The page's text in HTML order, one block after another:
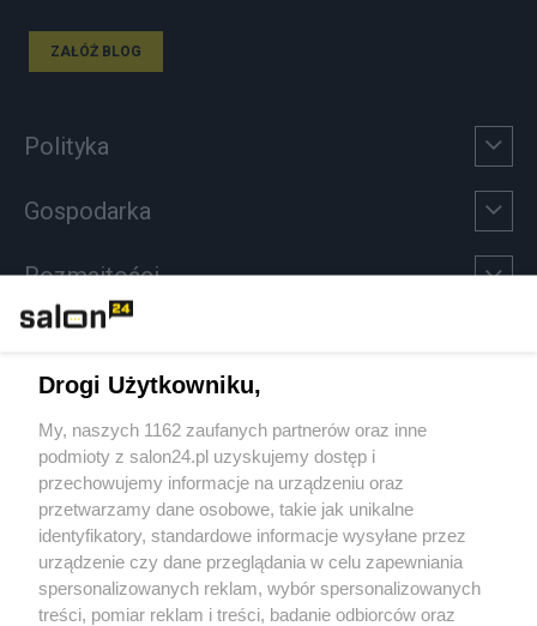
ZAŁÓŻ BLOG
Polityka
Gospodarka
Rozmaitości
Sport
Społeczeństwo
Kultura
Drogi Użytkowniku,
My, naszych 1162 zaufanych partnerów oraz inne
podmioty z salon24.pl uzyskujemy dostęp i
przechowujemy informacje na urządzeniu oraz
przetwarzamy dane osobowe, takie jak unikalne
identyfikatory, standardowe informacje wysyłane przez
urządzenie czy dane przeglądania w celu zapewniania
spersonalizowanych reklam, wybór spersonalizowanych
treści, pomiar reklam i treści, badanie odbiorców oraz